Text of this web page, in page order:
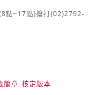
點~17點)撥打(02)2792-
簡章_核定版本